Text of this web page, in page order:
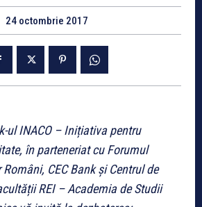
24 octombrie 2017
ul INACO – Inițiativa pentru
în parteneriat cu Forumul
CEC Bank și Centrul de
REI – Academia de Studii